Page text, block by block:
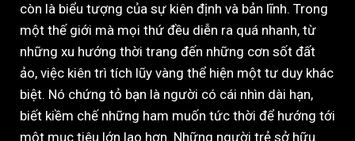
còn là biểu tượng của sự kiên định và bản lĩnh. Trong
một thế giới mà mọi thứ đều diễn ra quá nhanh, từ
những xu hướng thời trang đến những cơn sốt đất
ảo, việc kiên trì tích lũy vàng thể hiện một tư duy khác
biệt. Nó chứng tỏ bạn là người có cái nhìn dài hạn,
biết kiềm chế những ham muốn tức thời để hướng tới
một mục tiêu lớn lao hơn. Những người trẻ sở hữu